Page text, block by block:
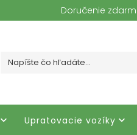
Doručenie
 Upratovacie vozíky 